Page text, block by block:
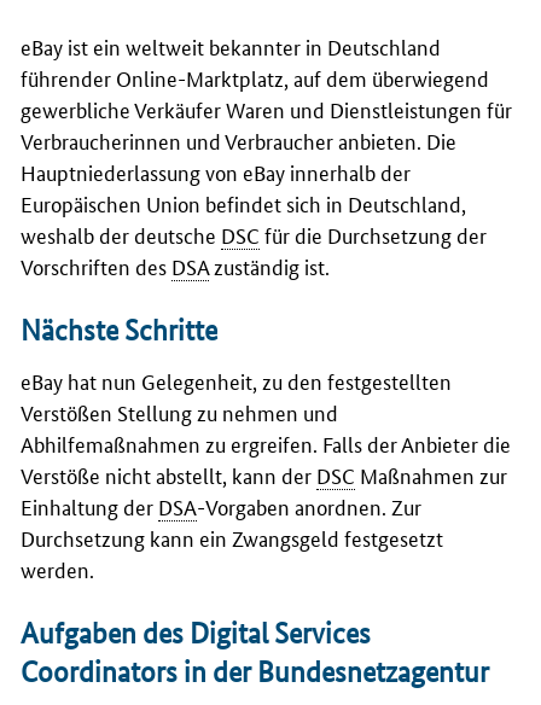
eBay ist ein weltweit bekannter in Deutschland
führender Online-Marktplatz, auf dem überwiegend
gewerbliche Verkäufer Waren und Dienstleistungen für
Verbraucherinnen und Verbraucher anbieten. Die
Hauptniederlassung von eBay innerhalb der
Europäischen Union befindet sich in Deutschland,
weshalb der deutsche DSC für die Durchsetzung der
Vorschriften des DSA zuständig ist.
Nächste Schritte
eBay hat nun Gelegenheit, zu den festgestellten
Verstößen Stellung zu nehmen und
Abhilfemaßnahmen zu ergreifen. Falls der Anbieter die
Verstöße nicht abstellt, kann der DSC Maßnahmen zur
Einhaltung der DSA-Vorgaben anordnen. Zur
Durchsetzung kann ein Zwangsgeld festgesetzt
werden.
Aufgaben des Digital Services
Coordinators in der Bundesnetzagentur